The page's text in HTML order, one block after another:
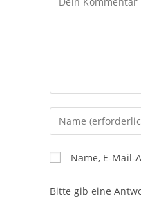
Name, E-
Bitte gib eine